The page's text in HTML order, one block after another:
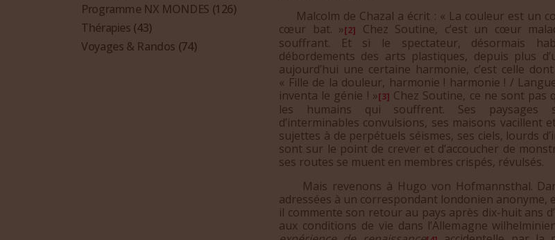
Malcolm de Chazal a écrit : « La couleur est un
cœur bat. »[2]
Chez Soutine, c’est un cœur
souffrant. Et si le spectateur, désormais
débordements des arts plastiques, depuis plus
aujourd’hui une certaine harmonie, c’est celle
« Fille de la douleur, harmonie ! harmonie ! /
inventa le génie ! »[3] Chez Soutine, ce ne sont pas
les humains qui souffrent. Ses paysages
d’interminables convulsions, ses maisons vacillent
sujettes à de perpétuels séismes, ses ciels, lourds
sont sur le point de crever et d’accoucher de
ses routes se muent en membres crispés, révulsés.
Mais revenons à Hugo von Hofmannsthal.
adressées à un correspondant londonien anonyme,
il commente son retour au pays après dix-huit ans
aux conditions de vie dans l’Allemagne
Programme NX MONDES (126)
Thérapies (43)
Voyages & Randos (74)